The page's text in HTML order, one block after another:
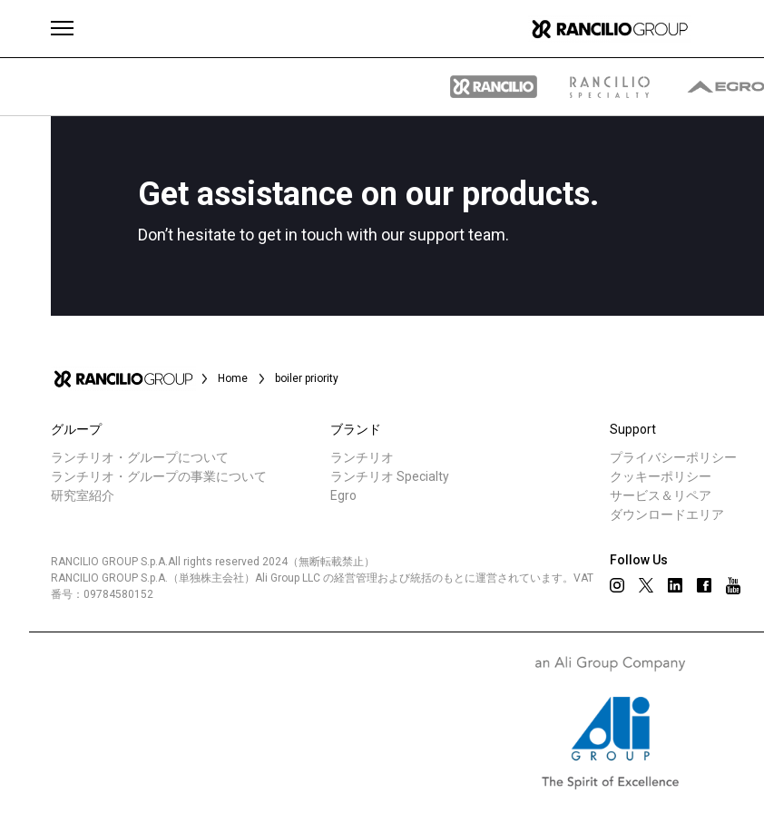
Get assistance on our products.
Don’t hesitate to get in touch with our support team.
Home boiler priority
グループ
ランチリオ・グループについて
ランチリオ・グループの事業について
研究室紹介
ブランド
ランチリオ
ランチリオ Specialty
Egro
Support
プライバシーポリシー
クッキーポリシー
サービス＆リペア
ダウンロードエリア
Follow Us
RANCILIO GROUP S.p.A.All rights reserved 2024（無断転載禁止）
RANCILIO GROUP S.p.A.（単独株主会社）Ali Group LLC の経営管理および統括のもとに運営されています。VAT
番号：09784580152
ニュース
ブランド グループ
ランチリオ・グループに
事業について
私たちと一緒に働く